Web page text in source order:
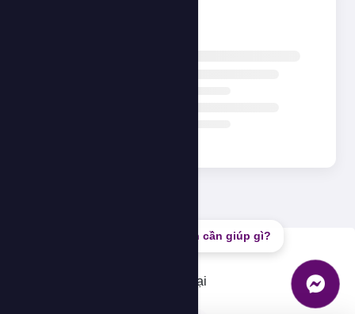
Bạn cần giúp gì?
Không thể tải dữ liệu, vui lòng thử lại